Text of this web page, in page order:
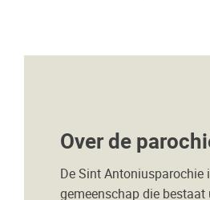
Over de
De Sint Antoniusparochie
gemeenschap die